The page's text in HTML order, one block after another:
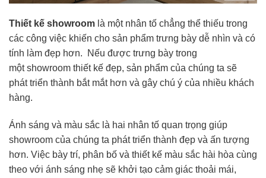
Thiết kế showroom là một nhân tố chẳng thể thiếu trong
các công việc khiến cho sản phẩm trưng bày dễ nhìn và có
tính làm đẹp hơn. Nếu được trưng bày trong
một showroom thiết kế đẹp, sản phẩm của chúng ta sẽ
phát triển thành bắt mắt hơn và gây chú ý của nhiều khách
hàng.
Ánh sáng và màu sắc là hai nhân tố quan trọng giúp
showroom của chúng ta phát triển thành đẹp và ấn tượng
hơn. Việc bày trí, phân bố và thiết kế màu sắc hài hòa cùng
theo với ánh sáng nhẹ sẽ khởi tạo cảm giác thoải mái,